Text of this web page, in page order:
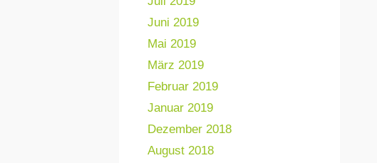
Juni 2019
Mai 2019
März 2019
Februar 2019
Januar 2019
Dezember 2018
August 2018